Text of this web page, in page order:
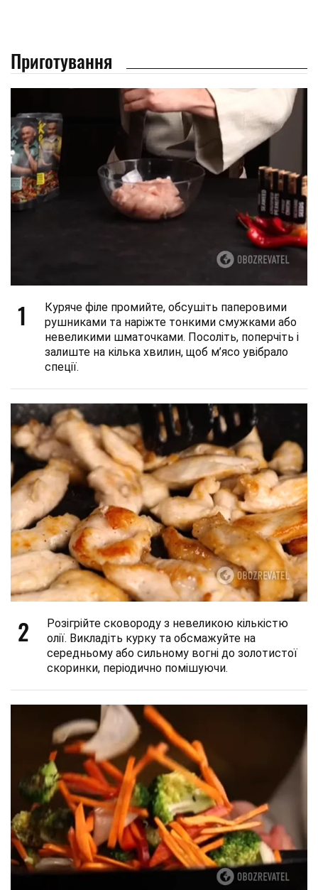
Приготування
1
Куряче філе промийте, обсушіть паперовими
рушниками та наріжте тонкими смужками або
невеликими шматочками. Посоліть, поперчіть і
залиште на кілька хвилин, щоб м’ясо увібрало
спеції.
2
Розігрійте сковороду з невеликою кількістю
олії. Викладіть курку та обсмажуйте на
середньому або сильному вогні до золотистої
скоринки, періодично помішуючи.